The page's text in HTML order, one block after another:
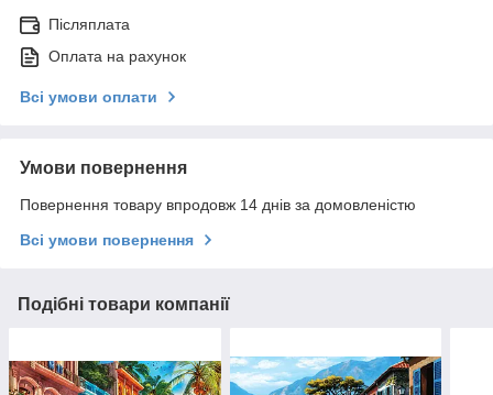
Післяплата
Оплата на рахунок
Всі умови оплати
Умови повернення
Повернення товару впродовж 14 днів за домовленістю
Всі умови повернення
Подібні товари компанії